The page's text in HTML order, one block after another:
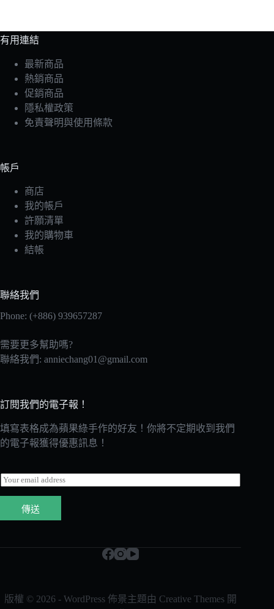
有用連結
最新商品
熱銷商品
促銷商品
隱私權政策
免責聲明與使用條款
帳戶
商店
我的帳戶
許願清單
我的購物車
結帳
聯絡我們
Phone: (+886) 939657287
需要更多幫助嗎?
聯絡我們: anniechang01@gmail.com
訂閱我們的電子報！
填寫表格成為蘋果綠手作的好友！你將不定期收到我們
的電子報獲得優惠訊息！
E
m
a
l
傳送
版權 © 2026 - WordPress 佈景主題由 Creative Themes 開